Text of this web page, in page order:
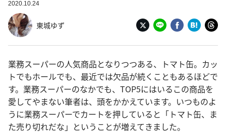
2020.10.24
東城ゆず
業務スーパーの人気商品となりつつある、トマト缶。カッ
トでもホールでも、最近では欠品が続くこともあるほどで
す。業務スーパーのなかでも、TOP5にはいるこの商品を
愛してやまない筆者は、頭をかかえています。いつものよ
うに業務スーパーでカートを押していると「トマト缶、ま
た売り切れだな」ということが増えてきました。